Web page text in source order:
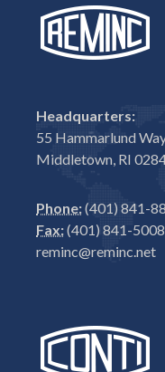
Headquarters:
55 Hammarlund
Middletown, RI
Phone:(401) 841-
Fax:(401) 841-5008
reminc@reminc.net